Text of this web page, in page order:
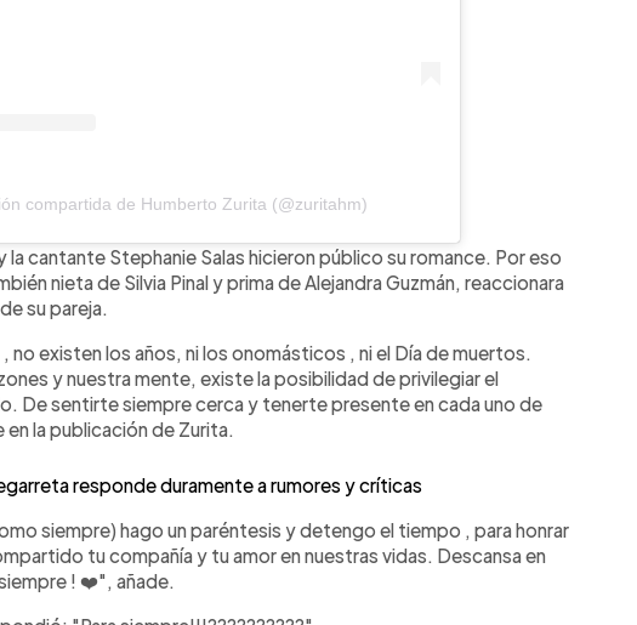
compartida de Humberto Zurita (@zuritahm)
la cantante Stephanie Salas hicieron público su romance. Por eso
nieta de Silvia Pinal y prima de Alejandra Guzmán, reaccionara
su pareja.
no existen los años, ni los onomásticos , ni el Día de muertos.
y nuestra mente, existe la posibilidad de privilegiar el
De sentirte siempre cerca y tenerte presente en cada uno de
la publicación de Zurita.
responde duramente a rumores y críticas
siempre) hago un paréntesis y detengo el tiempo , para honrar
tu compañía y tu amor en nuestras vidas. Descansa en
! ❤️", añade.